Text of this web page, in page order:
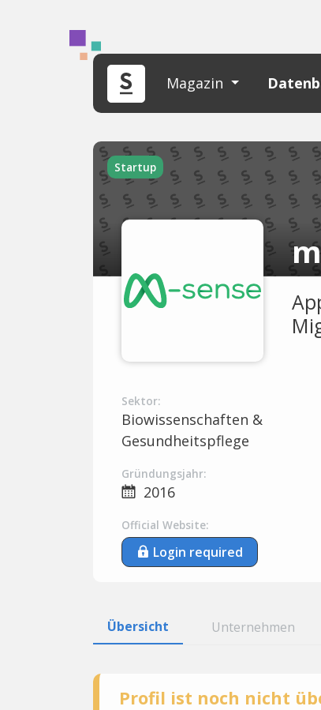
Magazin
Startup
Sektor:
Biowissenschaften &
Gesundheitspflege
Gründungsjahr:
2016
Official Website:
Login required
Übersicht Unternehmen
Profil ist noch nicht